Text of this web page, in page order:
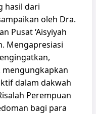
hasil dari
oleh Dra.
Pusat ‘Aisyiyah
Mengapresiasi
mengungkapkan
dalam dakwah
Perempuan
bagi para